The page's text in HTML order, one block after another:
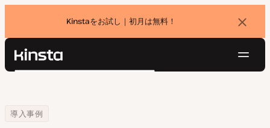
Kinstaをお試し｜初月は無料！
バ
ナ
を
Kinsta®
価格設定
検
Home
会社
導入事例
CodeableエキスパートのLuca Ottoliniが実践する、Kinstaで顧客の